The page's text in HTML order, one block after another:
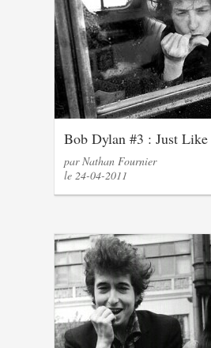
Bob Dylan #3 : Just Like
par Nathan Fournier
le 24-04-2011